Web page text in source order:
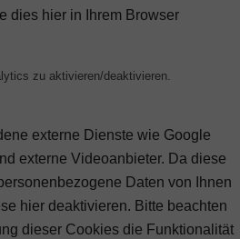
dies hier in Ihrem Browser
zu aktivieren/deaktivieren.
externe Dienste wie Google
externe Videoanbieter. Da diese
Daten von Ihnen
hier deaktivieren. Bitte beachten
dieser Cookies die Funktionalität